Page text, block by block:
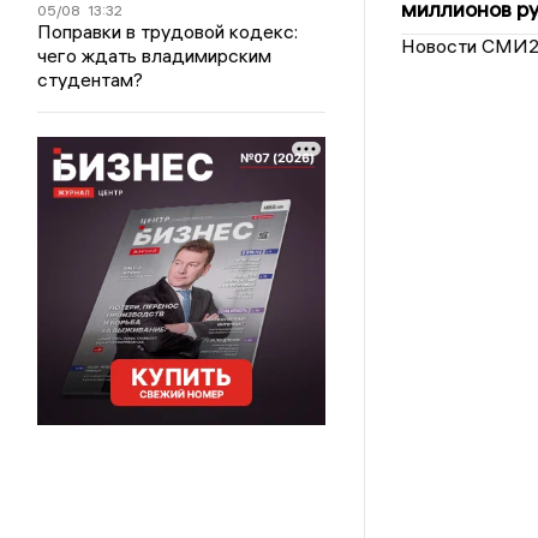
05/08 13:32
Поправки в трудовой кодекс:
чего ждать владимирским
студентам?
миллионов
Новости СМИ2